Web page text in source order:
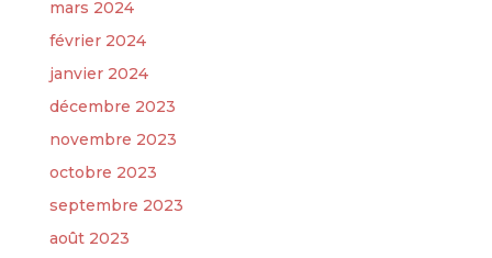
mars 2024
février 2024
janvier 2024
décembre 2023
novembre 2023
octobre 2023
septembre 2023
août 2023